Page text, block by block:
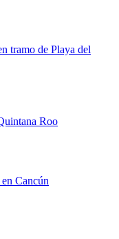
tramo de Playa del
Roo
Cancún